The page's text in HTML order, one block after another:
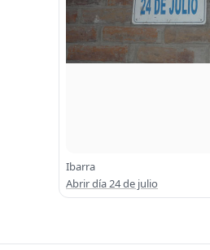
Ibarra
Abrir día 24 de julio